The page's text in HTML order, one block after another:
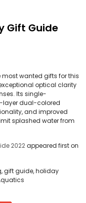
Gift Guide
most wanted gifts for this
optical clarity
Its single-
layer dual-colored
and improved
splashed water from
2022appeared first on
gift guide, holiday